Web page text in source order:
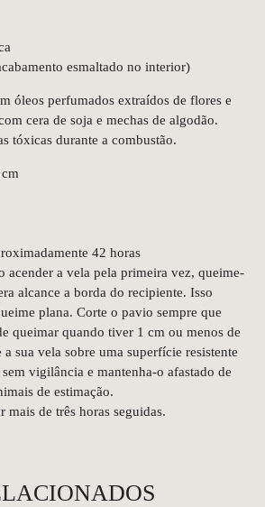
esmaltado no interior)
óleos perfumados extraídos de flores e
cera de soja e mechas de algodão.
tóxicas durante a combustão.
42 horas
acender a vela pela primeira vez, queime-
alcance a borda do recipiente. Isso
plana. Corte o pavio sempre que
queimar quando tiver 1 cm ou menos de
sua vela sobre uma superfície resistente
vigilância e mantenha-o afastado de
de estimação.
mais de três horas seguidas.